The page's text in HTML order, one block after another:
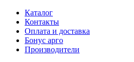
Каталог
Контакты
Оплата и доставка
Бонус арго
Производители